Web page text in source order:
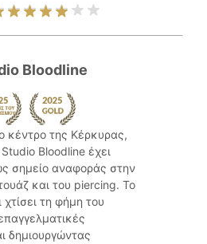
Bloodline
κέντρο της Κέρκυρας,
Bloodline έχει
σημείο αναφοράς στην
και του piercing. Το
χτίσει τη φήμη του
δημιουργώντας